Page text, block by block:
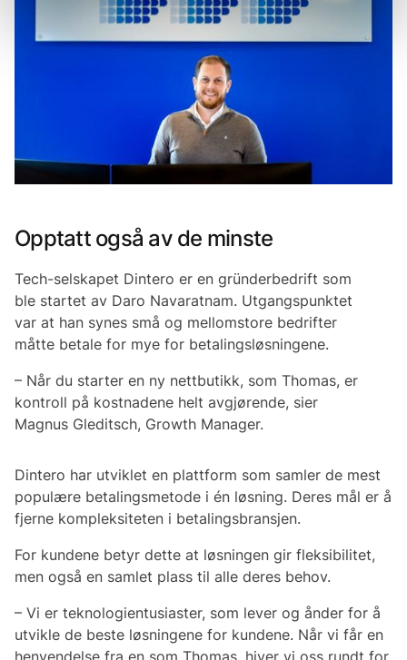
Opptatt også av de minste
Tech-selskapet Dintero er en gründerbedrift som
ble startet av Daro Navaratnam. Utgangspunktet
var at han synes små og mellomstore bedrifter
måtte betale for mye for betalingsløsningene.
– Når du starter en ny nettbutikk, som Thomas, er
kontroll på kostnadene helt avgjørende, sier
Magnus Gleditsch, Growth Manager.
Dintero har utviklet en plattform som samler de mest
populære betalingsmetode i én løsning. Deres mål er å
fjerne kompleksiteten i betalingsbransjen.
For kundene betyr dette at løsningen gir fleksibilitet,
men også en samlet plass til alle deres behov.
– Vi er teknologientusiaster, som lever og ånder for å
utvikle de beste løsningene for kundene. Når vi får en